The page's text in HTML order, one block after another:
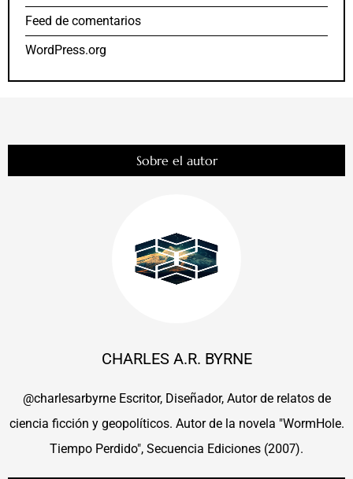
Feed de comentarios
WordPress.org
Sobre el autor
CHARLES A.R. BYRNE
@charlesarbyrne Escritor, Diseñador, Autor de relatos de
ciencia ficción y geopolíticos. Autor de la novela "WormHole.
Tiempo Perdido", Secuencia Ediciones (2007).